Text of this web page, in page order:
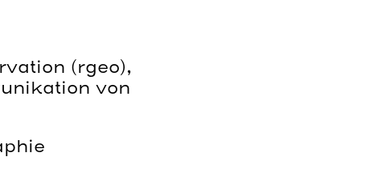
(rgeo),
von